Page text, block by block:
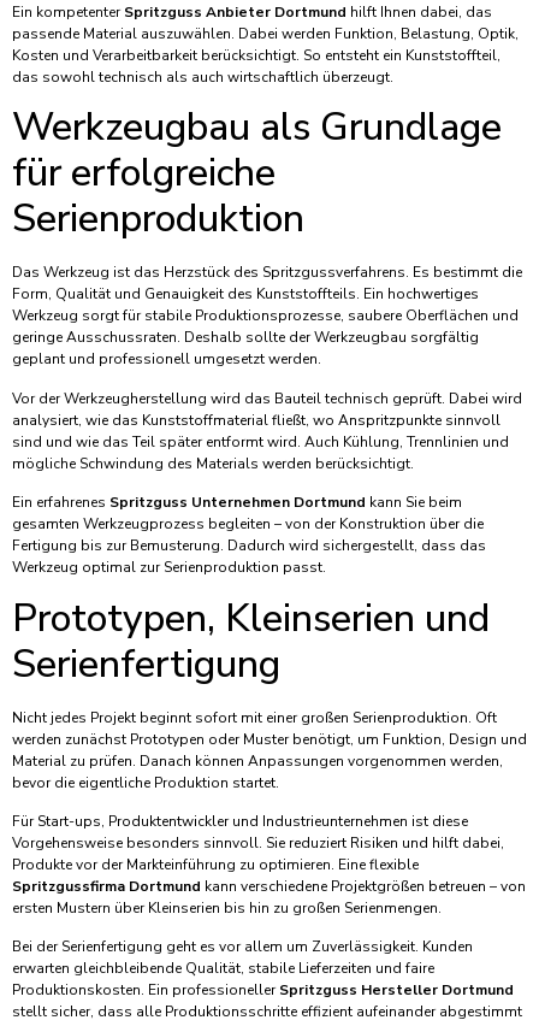
Ein kompetenterSpritzguss Anbieter Dortmund hilft Ihnen dabei, das
passende Material auszuwählen. Dabei werden Funktion, Belastung, Optik,
Kosten und Verarbeitbarkeit berücksichtigt. So entsteht ein Kunststoffteil,
das sowohl technisch als auch wirtschaftlich überzeugt.
Werkzeugbau als Grundlage
für erfolgreiche
Serienproduktion
Das Werkzeug ist das Herzstück des Spritzgussverfahrens. Es bestimmt die
Form, Qualität und Genauigkeit des Kunststoffteils. Ein hochwertiges
Werkzeug sorgt für stabile Produktionsprozesse, saubere Oberflächen und
geringe Ausschussraten. Deshalb sollte der Werkzeugbau sorgfältig
geplant und professionell umgesetzt werden.
Vor der Werkzeugherstellung wird das Bauteil technisch geprüft. Dabei wird
analysiert, wie das Kunststoffmaterial fließt, wo Anspritzpunkte sinnvoll
sind und wie das Teil später entformt wird. Auch Kühlung, Trennlinien und
mögliche Schwindung des Materials werden berücksichtigt.
Ein erfahrenes Spritzguss Unternehmen Dortmund kann Sie beim
gesamten Werkzeugprozess begleiten – von der Konstruktion über die
Fertigung bis zur Bemusterung. Dadurch wird sichergestellt, dass das
Werkzeug optimal zur Serienproduktion passt.
Prototypen, Kleinserien und
Serienfertigung
Nicht jedes Projekt beginnt sofort mit einer großen Serienproduktion. Oft
werden zunächst Prototypen oder Muster benötigt, um Funktion, Design und
Material zu prüfen. Danach können Anpassungen vorgenommen werden,
bevor die eigentliche Produktion startet.
Für Start-ups, Produktentwickler und Industrieunternehmen ist diese
Vorgehensweise besonders sinnvoll. Sie reduziert Risiken und hilft dabei,
Produkte vor der Markteinführung zu optimieren. Eine flexible
Spritzgussfirma Dortmund kann verschiedene Projektgrößen betreuen – von
ersten Mustern über Kleinserien bis hin zu großen Serienmengen.
Bei der Serienfertigung geht es vor allem um Zuverlässigkeit. Kunden
erwarten gleichbleibende Qualität, stabile Lieferzeiten und faire
Produktionskosten. Ein professionellerSpritzguss Hersteller Dortmund
stellt sicher, dass alle Produktionsschritte effizient aufeinander abgestimmt